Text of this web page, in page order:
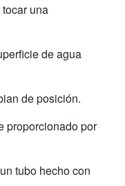
una
de agua
de posición.
proporcionado por
tubo hecho con